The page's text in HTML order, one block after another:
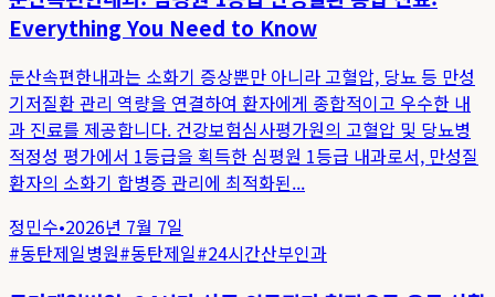
Everything You Need to Know
둔산속편한내과는 소화기 증상뿐만 아니라 고혈압, 당뇨 등 만성
기저질환 관리 역량을 연결하여 환자에게 종합적이고 우수한 내
과 진료를 제공합니다. 건강보험심사평가원의 고혈압 및 당뇨병
적정성 평가에서 1등급을 획득한 심평원 1등급 내과로서, 만성질
환자의 소화기 합병증 관리에 최적화된...
정민수•2026년 7월 7일
#동탄제일병원#동탄제일#24시간산부인과